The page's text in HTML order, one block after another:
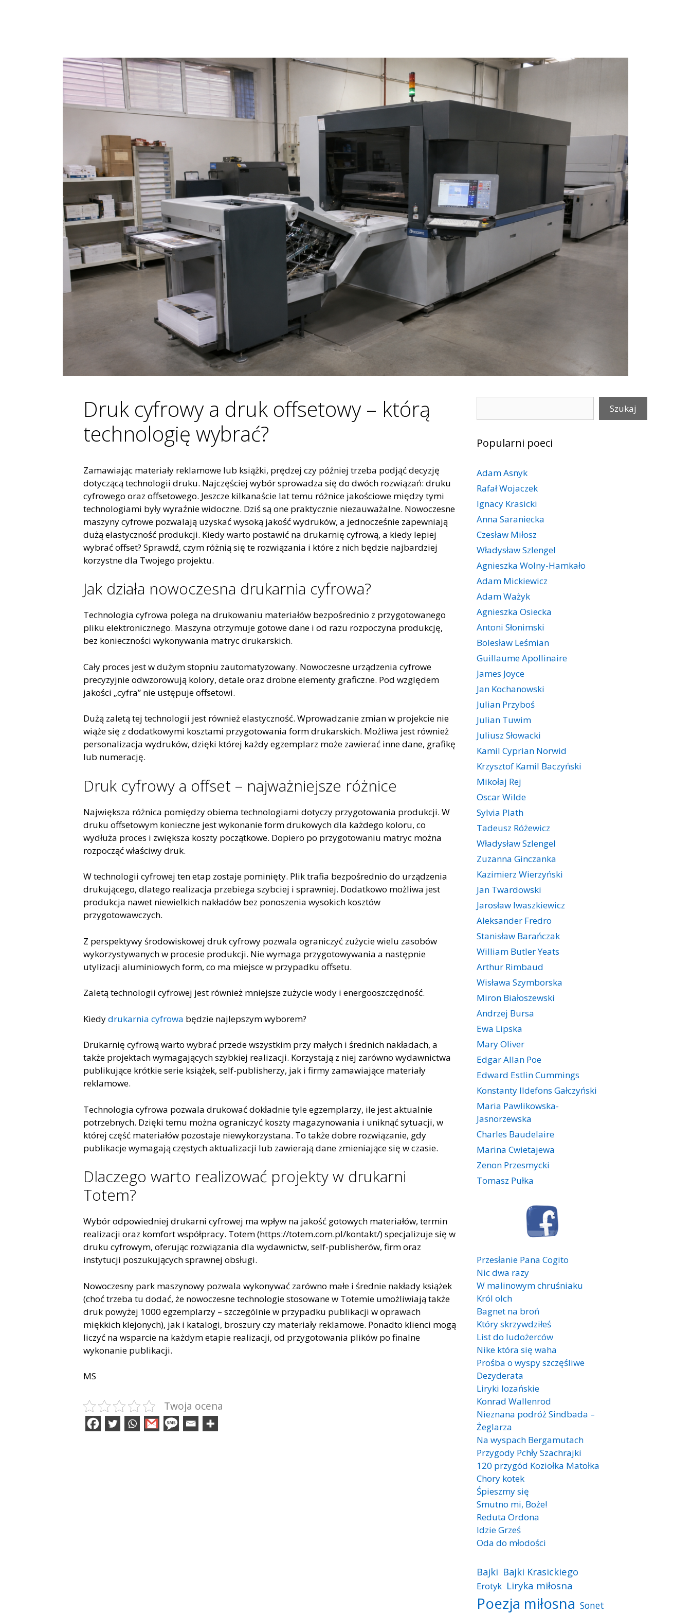
Druk cyfrowy a druk offsetowy – którą
technologię wybrać?
Zamawiając materiały reklamowe lub książki, prędzej czy później trzeba podjąć decyzję
dotyczącą technologii druku. Najczęściej wybór sprowadza się do dwóch rozwiązań: druku
cyfrowego oraz offsetowego. Jeszcze kilkanaście lat temu różnice jakościowe między tymi
technologiami były wyraźnie widoczne. Dziś są one praktycznie niezauważalne. Nowoczesne
maszyny cyfrowe pozwalają uzyskać wysoką jakość wydruków, a jednocześnie zapewniają
dużą elastyczność produkcji. Kiedy warto postawić na drukarnię cyfrową, a kiedy lepiej
wybrać offset? Sprawdź, czym różnią się te rozwiązania i które z nich będzie najbardziej
korzystne dla Twojego projektu.
Jak działa nowoczesna drukarnia cyfrowa?
Technologia cyfrowa polega na drukowaniu materiałów bezpośrednio z przygotowanego
pliku elektronicznego. Maszyna otrzymuje gotowe dane i od razu rozpoczyna produkcję,
bez konieczności wykonywania matryc drukarskich.
Cały proces jest w dużym stopniu zautomatyzowany. Nowoczesne urządzenia cyfrowe
precyzyjnie odwzorowują kolory, detale oraz drobne elementy graficzne. Pod względem
jakości „cyfra” nie ustępuje offsetowi.
Dużą zaletą tej technologii jest również elastyczność. Wprowadzanie zmian w projekcie nie
wiąże się z dodatkowymi kosztami przygotowania form drukarskich. Możliwa jest również
personalizacja wydruków, dzięki której każdy egzemplarz może zawierać inne dane, grafikę
lub numerację.
Druk cyfrowy a offset – najważniejsze różnice
Największa różnica pomiędzy obiema technologiami dotyczy przygotowania produkcji. W
druku offsetowym konieczne jest wykonanie form drukowych dla każdego koloru, co
wydłuża proces i zwiększa koszty początkowe. Dopiero po przygotowaniu matryc można
rozpocząć właściwy druk.
W technologii cyfrowej ten etap zostaje pominięty. Plik trafia bezpośrednio do urządzenia
drukującego, dlatego realizacja przebiega szybciej i sprawniej. Dodatkowo możliwa jest
produkcja nawet niewielkich nakładów bez ponoszenia wysokich kosztów
przygotowawczych.
Z perspektywy środowiskowej druk cyfrowy pozwala ograniczyć zużycie wielu zasobów
wykorzystywanych w procesie produkcji. Nie wymaga przygotowywania a następnie
utylizacji aluminiowych form, co ma miejsce w przypadku offsetu.
Zaletą technologii cyfrowej jest również mniejsze zużycie wody i energooszczędność.
Kiedydrukarnia cyfrowa będzie najlepszym wyborem?
Drukarnię cyfrową warto wybrać przede wszystkim przy małych i średnich nakładach, a
także projektach wymagających szybkiej realizacji. Korzystają z niej zarówno wydawnictwa
publikujące krótkie serie książek, self-publisherzy, jak i firmy zamawiające materiały
reklamowe.
Technologia cyfrowa pozwala drukować dokładnie tyle egzemplarzy, ile jest aktualnie
potrzebnych. Dzięki temu można ograniczyć koszty magazynowania i uniknąć sytuacji, w
której część materiałów pozostaje niewykorzystana. To także dobre rozwiązanie, gdy
publikacje wymagają częstych aktualizacji lub zawierają dane zmieniające się w czasie.
Dlaczego warto realizować projekty w drukarni
Totem?
Wybór odpowiedniej drukarni cyfrowej ma wpływ na jakość gotowych materiałów, termin
realizacji oraz komfort współpracy. Totem (https://totem.com.pl/kontakt/) specjalizuje się w
druku cyfrowym, oferując rozwiązania dla wydawnictw, self-publisherów, firm oraz
instytucji poszukujących sprawnej obsługi.
Nowoczesny park maszynowy pozwala wykonywać zarówno małe i średnie nakłady książek
(choć trzeba tu dodać, że nowoczesne technologie stosowane w Totemie umożliwiają także
druk powyżej 1000 egzemplarzy – szczególnie w przypadku publikacji w oprawach
miękkich klejonych), jak i katalogi, broszury czy materiały reklamowe. Ponadto klienci mogą
liczyć na wsparcie na każdym etapie realizacji, od przygotowania plików po finalne
wykonanie publikacji.
MS
Twoja ocena
Szukaj
Popularni poeci
Adam Asnyk
Rafał Wojaczek
Ignacy Krasicki
Anna Saraniecka
Czesław Miłosz
Władysław Szlengel
Agnieszka Wolny-Hamkało
Adam Mickiewicz
Adam Ważyk
Agnieszka Osiecka
Antoni Słonimski
Bolesław Leśmian
Guillaume Apollinaire
James Joyce
Jan Kochanowski
Julian Przyboś
Julian Tuwim
Juliusz Słowacki
Kamil Cyprian Norwid
Krzysztof Kamil Baczyński
Mikołaj Rej
Oscar Wilde
Sylvia Plath
Tadeusz Różewicz
Władysław Szlengel
Zuzanna Ginczanka
Kazimierz Wierzyński
Jan Twardowski
Jarosław Iwaszkiewicz
Aleksander Fredro
Stanisław Barańczak
William Butler Yeats
Arthur Rimbaud
Wisława Szymborska
Miron Białoszewski
Andrzej Bursa
Ewa Lipska
Mary Oliver
Edgar Allan Poe
Edward Estlin Cummings
Konstanty Ildefons Gałczyński
Maria Pawlikowska-
Jasnorzewska
Charles Baudelaire
Marina Cwietajewa
Zenon Przesmycki
Tomasz Pułka
Przesłanie Pana Cogito
Nic dwa razy
W malinowym chruśniaku
Król olch
Bagnet na broń
Który skrzywdziłeś
List do ludożerców
Nike która się waha
Prośba o wyspy szczęśliwe
Dezyderata
Liryki lozańskie
Konrad Wallenrod
Nieznana podróż Sindbada –
Żeglarza
Na wyspach Bergamutach
Przygody Pchły Szachrajki
120 przygód Koziołka Matołka
Chory kotek
Śpieszmy się
Smutno mi, Boże!
Reduta Ordona
Idzie Grześ
Oda do młodości
Bajki Bajki Krasickiego
Erotyk Liryka miłosna
Poezja miłosna Sonet